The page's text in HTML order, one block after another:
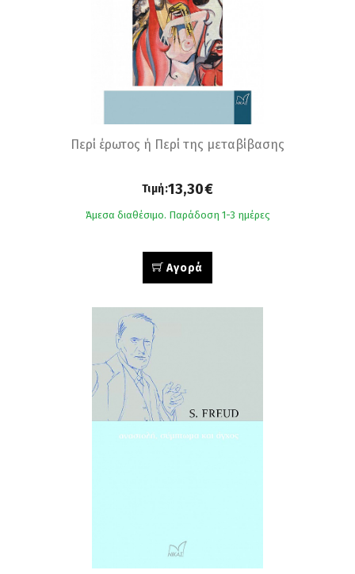
Περί έρωτος ή Περί της μεταβίβασης
Τιμή:13,30€
Άμεσα διαθέσιμο. Παράδοση 1-3 ημέρες
Αγορά